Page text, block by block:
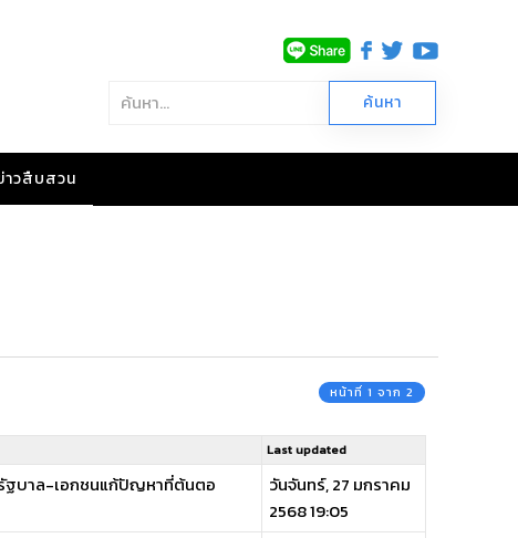
าวสืบสวน
หน้าที่ 1 จาก 2
Last updated
รัฐบาล-เอกชนแก้ปัญหาที่ต้นตอ
วันจันทร์, 27 มกราคม
2568 19:05